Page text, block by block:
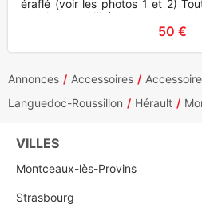
éraflé (voir les photos 1 et 2)
sont bonnes N'hés
50 €
Annonces Accessoires
Languedoc-Roussillon
Hérault
VILLES
Montceaux-lès-Provins
Strasbourg